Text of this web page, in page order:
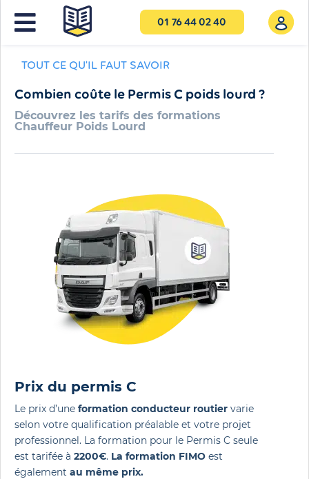
01 76 44 02 40
TOUT CE QU'IL FAUT SAVOIR
Combien coûte le Permis C poids lourd ?
Découvrez les tarifs des formations
Chauffeur Poids Lourd
Prix du permis C
Le prix d’une formation conducteur routier varie
selon votre qualification préalable et votre projet
professionnel. La formation pour le Permis C seule
est tarifée à 2200€. La formation FIMO est
également au même prix.